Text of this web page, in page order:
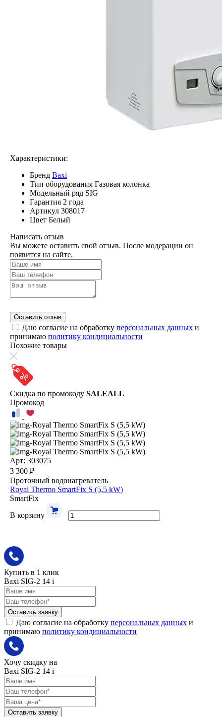
Характеристики:
Бренд Baxi
Тип оборудования Газовая колонка
Модельный ряд SIG
Гарантия 2 года
Артикул 308017
Цвет Белый
Написать отзыв
Вы можете оставить свой отзыв. После модерации он
появится на сайте.
Оставить отзыв
Даю согласие на обработку персональных данных и
принимаю политику кондициальности
Похожие товары
Скидка по промокоду SALEALL
Промокод
Арт: 303075
3 300 ₽
Проточный водонагреватель
Royal Thermo SmartFix S (5,5 kW)
SmartFix
В корзину
Купить в 1 клик
Baxi SIG-2 14 i
Оставить заявку
Даю согласие на обработку персональных данных и
принимаю политику кондициальности
Хочу скидку на
Baxi SIG-2 14 i
Оставить заявку